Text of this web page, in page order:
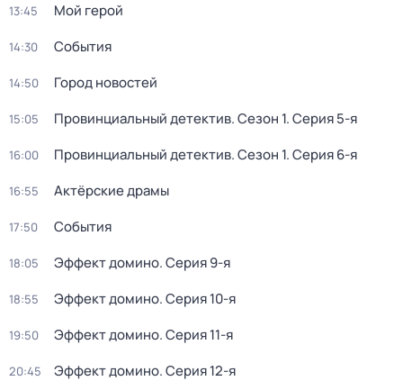
13:45 Мой герой
14:30 События
14:50 Город новостей
15:05 Провинциальный детектив. Сезон 1. Серия 5-я
16:00 Провинциальный детектив. Сезон 1. Серия 6-я
16:55 Актёрские драмы
17:50 События
18:05 Эффект домино. Серия 9-я
18:55 Эффект домино. Серия 10-я
19:50 Эффект домино. Серия 11-я
20:45 Эффект домино. Серия 12-я